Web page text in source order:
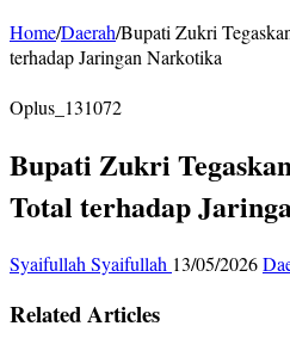
Home/Daerah/Bupati Zukri
terhadap Jaringan Narkotika
Oplus_131072
Bupati Zukri
Total terhadap
Syaifullah Syaifullah 13/05/2026
Related Articles